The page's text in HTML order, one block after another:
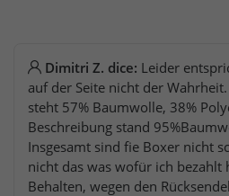
Dimitri Z. dice: Leider
auf der Seite nicht der
steht 57% Baumwolle, 38%
Beschreibung stand
Insgesamt sind fie Boxer nicht
nicht das was wofür ich bezahlt
Behalten, wegen den